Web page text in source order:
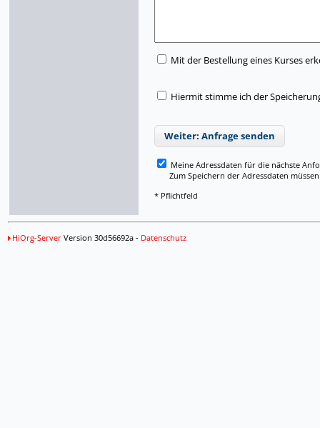
Mit der Bestellung eines Kurses
Hiermit stimme ich der
Weiter: Anfrage senden
Meine Adressdaten für die nächste
Zum Speichern der Adressdaten müssen
* Pflichtfeld
HiOrg-ServerVersion 30d56692a - Datenschutz